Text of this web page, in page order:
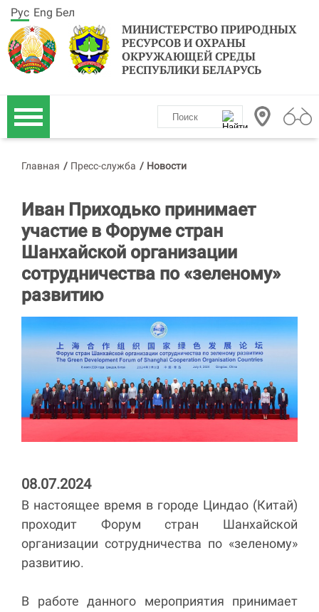
МИНИСТЕРСТВО ПРИРОДНЫХ
РЕСУРСОВ И ОХРАНЫ
ОКРУЖАЮЩЕЙ СРЕДЫ
РЕСПУБЛИКИ БЕЛАРУСЬ
Рус Eng Бел
Главная / Пресс-служба / Новости
Иван Приходько принимает
участие в Форуме стран
Шанхайской организации
сотрудничества по «зеленому»
развитию
08.07.2024
В настоящее время в городе Циндао (Китай)
проходит Форум стран Шанхайской
организации сотрудничества по «зеленому»
развитию.
В работе данного мероприятия принимает